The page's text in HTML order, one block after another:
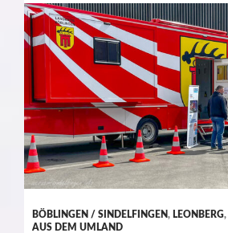
BÖBLINGEN / SINDELFINGEN, LEONBERG,
AUS DEM UMLAND